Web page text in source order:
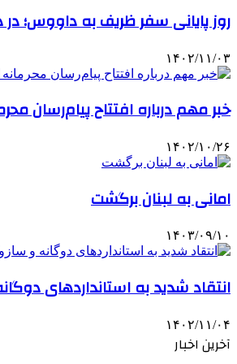
روز پایانی سفر ظریف به داووس؛
۱۴۰۲/۱۱/۰۳
خبر مهم درباره افتتاح پیام‌رسان
۱۴۰۲/۱۰/۲۶
امانی به لبنان برگشت
۱۴۰۳/۰۹/۱۰
انتقاد شدید به استانداردهای
۱۴۰۲/۱۱/۰۴
آخرین اخبار